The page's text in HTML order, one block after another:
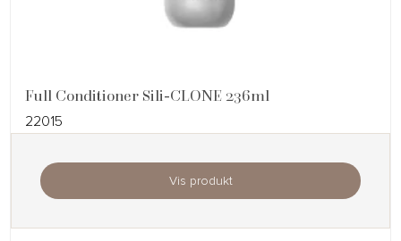
Full Conditioner Sili-CLONE 236ml
22015
Vis produkt